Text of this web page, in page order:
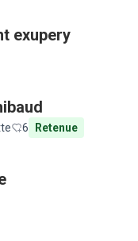
exupery
6 Retenue